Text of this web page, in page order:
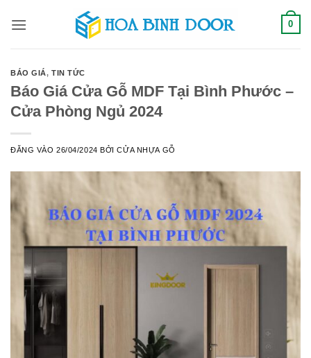
qua
0
BÁO GIÁ,TIN TỨC
Báo Giá Cửa Gỗ MDF Tại Bình Phước –
Cửa Phòng Ngủ 2024
ĐĂNG VÀO26/04/2024 BỞICỬA NHỰA GỖ